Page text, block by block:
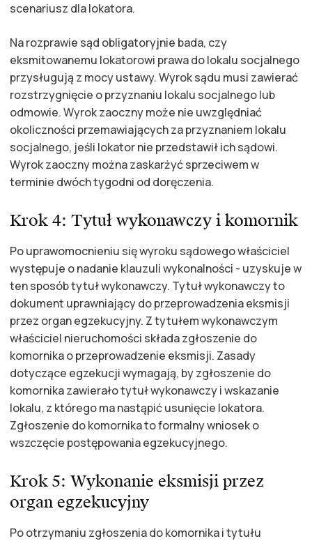
scenariusz dla lokatora.
Na rozprawie sąd obligatoryjnie bada, czy
eksmitowanemu lokatorowi prawa do lokalu socjalnego
przysługują z mocy ustawy. Wyrok sądu musi zawierać
rozstrzygnięcie o przyznaniu lokalu socjalnego lub
odmowie. Wyrok zaoczny może nie uwzględniać
okoliczności przemawiających za przyznaniem lokalu
socjalnego, jeśli lokator nie przedstawił ich sądowi.
Wyrok zaoczny można zaskarżyć sprzeciwem w
terminie dwóch tygodni od doręczenia.
Krok 4: Tytuł wykonawczy i komornik
Po uprawomocnieniu się wyroku sądowego właściciel
występuje o nadanie klauzuli wykonalności - uzyskuje w
ten sposób tytuł wykonawczy. Tytuł wykonawczy to
dokument uprawniający do przeprowadzenia eksmisji
przez organ egzekucyjny. Z tytułem wykonawczym
właściciel nieruchomości składa zgłoszenie do
komornika o przeprowadzenie eksmisji. Zasady
dotyczące egzekucji wymagają, by zgłoszenie do
komornika zawierało tytuł wykonawczy i wskazanie
lokalu, z którego ma nastąpić usunięcie lokatora.
Zgłoszenie do komornika to formalny wniosek o
wszczęcie postępowania egzekucyjnego.
Krok 5: Wykonanie eksmisji przez
organ egzekucyjny
Po otrzymaniu zgłoszenia do komornika i tytułu